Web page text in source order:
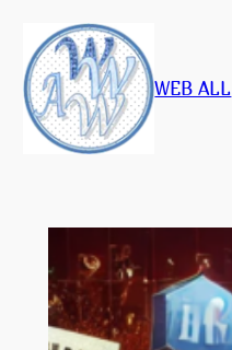
contenido
WEB ALL